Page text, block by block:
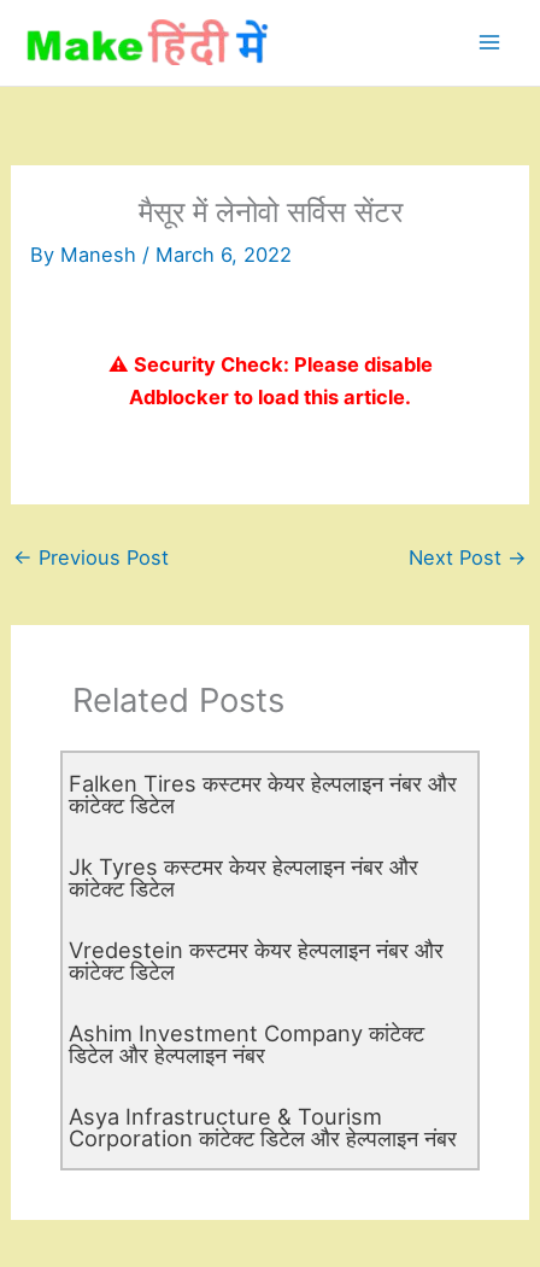
content
मैसूर में लेनोवो सर्विस सेंटर
By Manesh / March 6, 2022
⚠️ Security Check: Please disable
Adblocker to load this article.
← Previous Post Next Post →
Related Posts
Falken Tires कस्टमर केयर हेल्पलाइन नंबर और
कांटेक्ट डिटेल
Jk Tyres कस्टमर केयर हेल्पलाइन नंबर और
कांटेक्ट डिटेल
Vredestein कस्टमर केयर हेल्पलाइन नंबर और
कांटेक्ट डिटेल
Ashim Investment Company कांटेक्ट
डिटेल और हेल्पलाइन नंबर
Asya Infrastructure & Tourism
Corporation कांटेक्ट डिटेल और हेल्पलाइन नंबर